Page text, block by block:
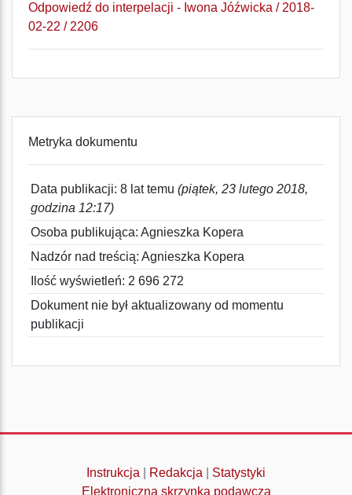
Odpowiedź do interpelacji - Iwona Jóźwicka / 2018-
02-22 / 2206
Metryka dokumentu
Data publikacji: 8 lat temu (piątek, 23 lutego 2018,
godzina 12:17)
Osoba publikująca: Agnieszka Kopera
Nadzór nad treścią: Agnieszka Kopera
Ilość wyświetleń: 2 696 272
Dokument nie był aktualizowany od momentu
publikacji
Instrukcja Redakcja
Statystyki
Elektroniczna skrzynka podawcza